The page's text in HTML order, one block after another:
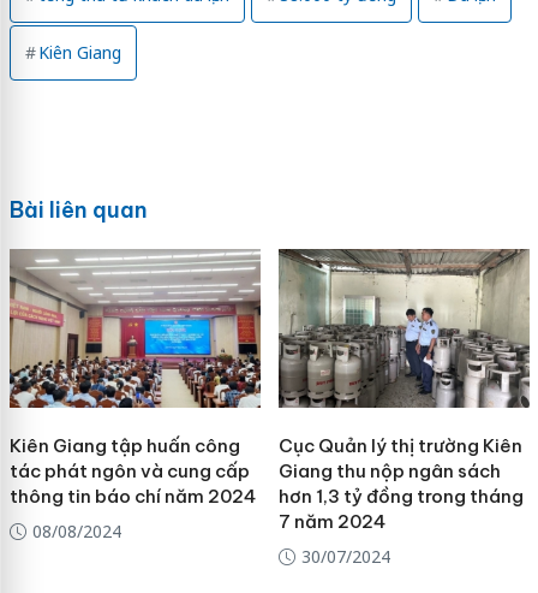
Kiên Giang
Bài liên quan
Kiên Giang tập huấn công
tác phát ngôn và cung cấp
thông tin báo chí năm 2024
08/08/2024
Cục Quản lý thị trường Kiên
Giang thu nộp ngân sách
hơn 1,3 tỷ đồng trong tháng
7 năm 2024
30/07/2024